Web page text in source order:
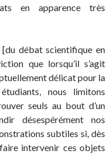
en apparence très
[du débat scientifique en
que lorsqu’il s’agit
délicat pour la
nous limitons
seuls au bout d’un
désespérément nos
subtiles si, dès
intervenir ces objets